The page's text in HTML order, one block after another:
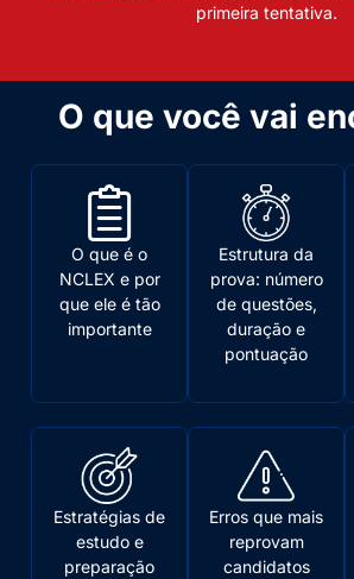
primeira tentativa.
O que você vai
O que é o
NCLEX e por
que ele é tão
importante
Estrutura da
prova: número
de questões,
duração e
pontuação
Estratégias de
estudo e
preparação
Erros que mais
reprovam
candidatos